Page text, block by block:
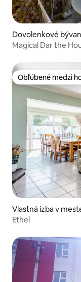
Dovolenkové
Magical Dar the
Obľúbené medzi
Obľúbené medzi
Vlastná izba v
Ethel